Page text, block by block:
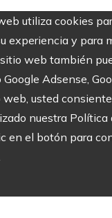
utiliza cookies
experiencia y para
web también
Adsense,
usted
nuestra Política
en el botón para